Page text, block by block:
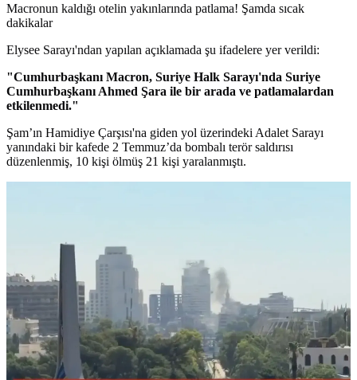
Macronun kaldığı otelin yakınlarında patlama! Şamda sıcak
dakikalar
Elysee Sarayı'ndan yapılan açıklamada şu ifadelere yer verildi:
"Cumhurbaşkanı Macron, Suriye Halk Sarayı'nda Suriye
Cumhurbaşkanı Ahmed Şara ile bir arada ve patlamalardan
etkilenmedi."
Şam’ın Hamidiye Çarşısı'na giden yol üzerindeki Adalet Sarayı
yanındaki bir kafede 2 Temmuz’da bombalı terör saldırısı
düzenlenmiş, 10 kişi ölmüş 21 kişi yaralanmıştı.